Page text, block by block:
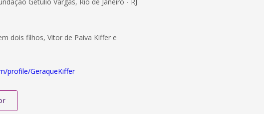
dois filhos, Vitor de Paiva Kiffer e
profile/GeraqueKiffer